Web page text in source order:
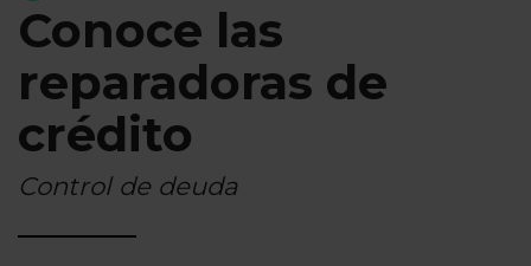
Conoce las
reparadoras de
crédito
Control de deuda